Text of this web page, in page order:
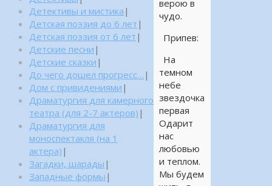
верою в
чудо.
Припев:
На
темном
небе
звездочка
первая
Одарит
нас
любовью
и теплом.
Мы будем
Детективы и мистика |
Детская поэзия до 6 лет |
Детская поэзия от 6 лет |
Детские песни |
Детские сказки |
До чего дошел прогресс… |
Дом с привидениями |
Драматургия для камерного
театра (для 2-7 актеров) |
Драматургия для
моноспектакля (на 1
актера) |
Загадки, шарады |
Западные формы |